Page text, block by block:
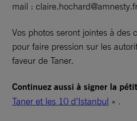
mail :
Vos photos seront jointes à des
pour faire pression sur les
faveur de Taner.
Continuez aussi à signer la
Taner et les 10 d’Istanbul » .